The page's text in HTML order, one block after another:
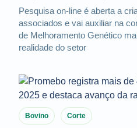
Pesquisa on-line é aberta a
associados e vai auxiliar na
de Melhoramento Genético
realidade do setor
Bovino Corte